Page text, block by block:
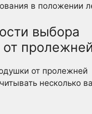
в положении
выбора
пролежней
от пролежней
несколько